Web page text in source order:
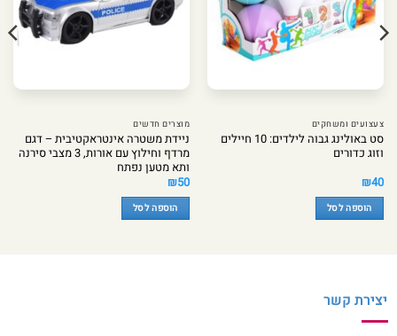
צעצועים ומשחקים
סט באולינג גבוה לילדים: 10 חיילים
וזוג כדורים
₪40
הוספה לסל
מוצרים חדשים
ניידת משטרה אינטראקטיבית – דגם
מרדף וחילוץ עם אורות, 3 מצבי סירנה
ותא מטען נפתח
₪50
הוספה לסל
יצירת קשר